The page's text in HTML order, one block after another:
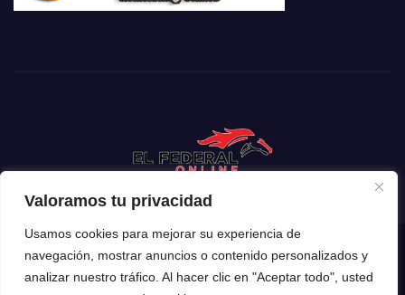
Valoramos tu privacidad
Usamos cookies para mejorar su experiencia de
navegación, mostrar anuncios o contenido personalizados y
analizar nuestro tráfico. Al hacer clic en "Aceptar todo", usted
Funciona gracias a WordPress |Tema: Newsup deThemeansar